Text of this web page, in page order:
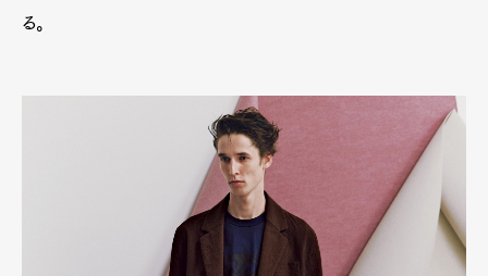
Pen Membership
Magazine
Official Columnist
Contact
る。